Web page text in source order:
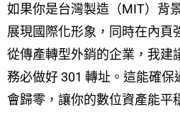
如果你是台灣製造（MIT）背
展現國際化形象，同時在內頁
從傳產轉型外銷的企業，我建
務必做好 301 轉址。這能確保
會歸零，讓你的數位資產能平